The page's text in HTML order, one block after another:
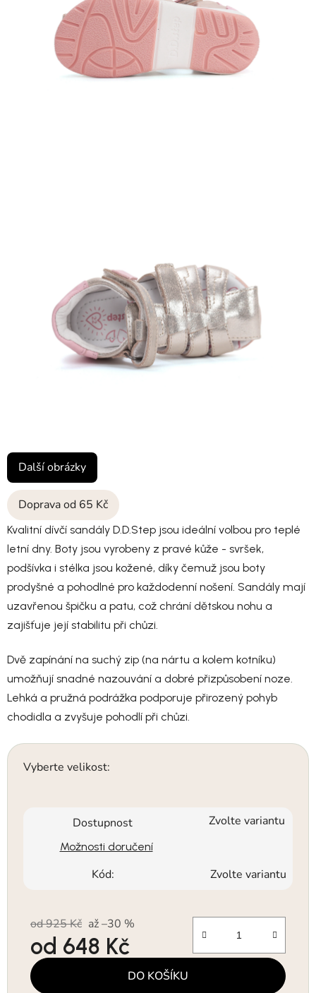
Doprava od 65 Kč
Kvalitní dívčí sandály D.D.Step jsou ideální volbou pro teplé
letní dny. Boty jsou vyrobeny z pravé kůže - svršek,
podšívka i stélka jsou kožené, díky čemuž jsou boty
prodyšné a pohodlné pro každodenní nošení. Sandály mají
uzavřenou špičku a patu, což chrání dětskou nohu a
zajišťuje její stabilitu při chůzi.
Dvě zapínání na suchý zip (na nártu a kolem kotníku)
umožňují snadné nazouvání a dobré přizpůsobení noze.
Lehká a pružná podrážka podporuje přirozený pohyb
chodidla a zvyšuje pohodlí při chůzi.
Vyberte velikost:
Dostupnost Zvolte variantu
Možnosti doručení
Kód: Zvolte variantu
od 925 Kč až –30 %
od 648 Kč
Měrná cena: DO KOŠÍKU
Další obrázky